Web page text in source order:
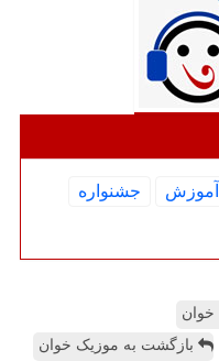
آموزش
جشنواره
خوان
بازگشت به موزیک خوان